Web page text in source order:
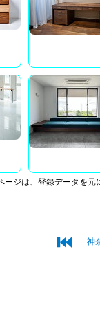
ジは、登録データを元
⏮ 神